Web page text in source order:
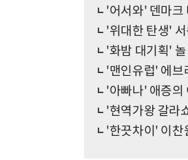
'어서와' 덴마크
'위대한 탄생'
'화밤 대기획'
'맨인유럽' 에
'아빠나' 애증의
'현역가왕 갈라
'한끗차이' 이찬